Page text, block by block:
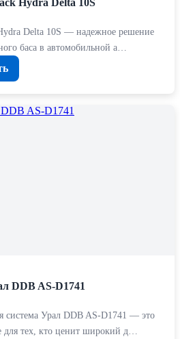
Hydra Delta 10S
Delta 10S — надежное решение
баса в автомобильной а…
DDB AS-D1741
система Урал DDB AS-D1741 — это
для тех, кто ценит широкий д…